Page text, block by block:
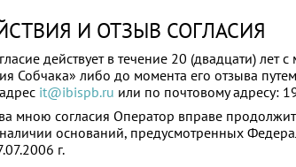
И ОТЗЫВ СОГЛАСИЯ
действует в течение 20 (двадцати)
Собчака» либо до момента его отзыва
it@ibispb.ru или по почтовому адресу:
мною согласия Оператор вправе
наличии оснований, предусмотренных
г.